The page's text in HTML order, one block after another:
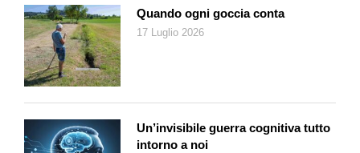
Quando ogni goccia conta
17 Luglio 2026
Un’invisibile guerra cognitiva tutto
intorno a noi